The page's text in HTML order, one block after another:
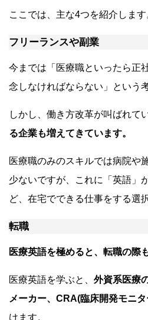
ここでは、主な4つを紹介します
フリーランスや副業
今までは「医療職といったら正
念しなければならない」という
しかし、働き方改革が叫ばれて
る企業も増えてきています。
医療職のみのスキルでは病院や
少ないですが、これに「英語」
ど、在宅でできる仕事をする選
転職
医療英語を極めると、転職の際
医療英語を学ぶと、 外資系医療
メーカー、CRA(臨床開発モニタ
けます。